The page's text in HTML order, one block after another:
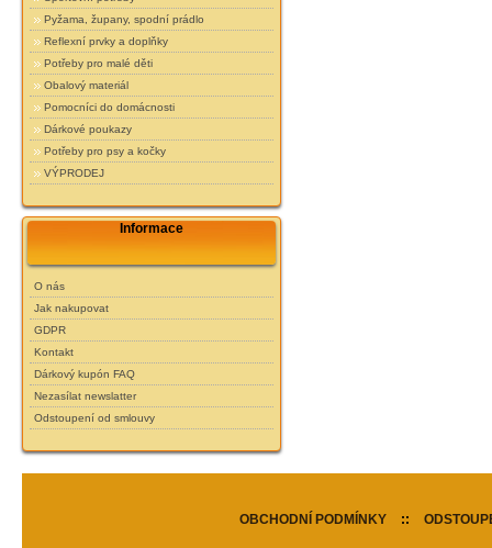
Pyžama, župany, spodní prádlo
Reflexní prvky a doplňky
Potřeby pro malé děti
Obalový materiál
Pomocníci do domácnosti
Dárkové poukazy
Potřeby pro psy a kočky
VÝPRODEJ
Informace
O nás
Jak nakupovat
GDPR
Kontakt
Dárkový kupón FAQ
Nezasílat newslatter
Odstoupení od smlouvy
OBCHODNÍ PODMÍNKY ::